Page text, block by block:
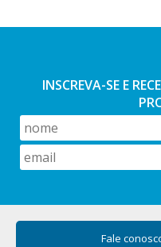
INSCREVA-SE E
Fale